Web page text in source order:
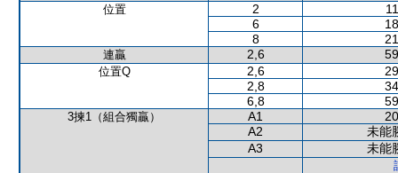
位置 2
6
8
連贏 2,6
位置Q 2,6
2,8
6,8
3揀1（組合獨贏） A1
A2
未能
A3
未能